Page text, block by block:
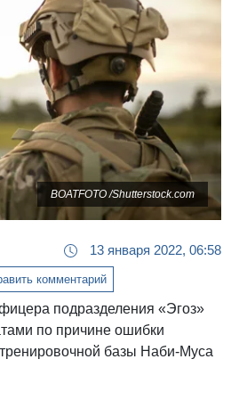
BOATFOTO /Shutterstock.com
13 января 2022, 06:58
комментарий
подразделения «Эгоз»
по причине ошибки
базы Наби-Муса